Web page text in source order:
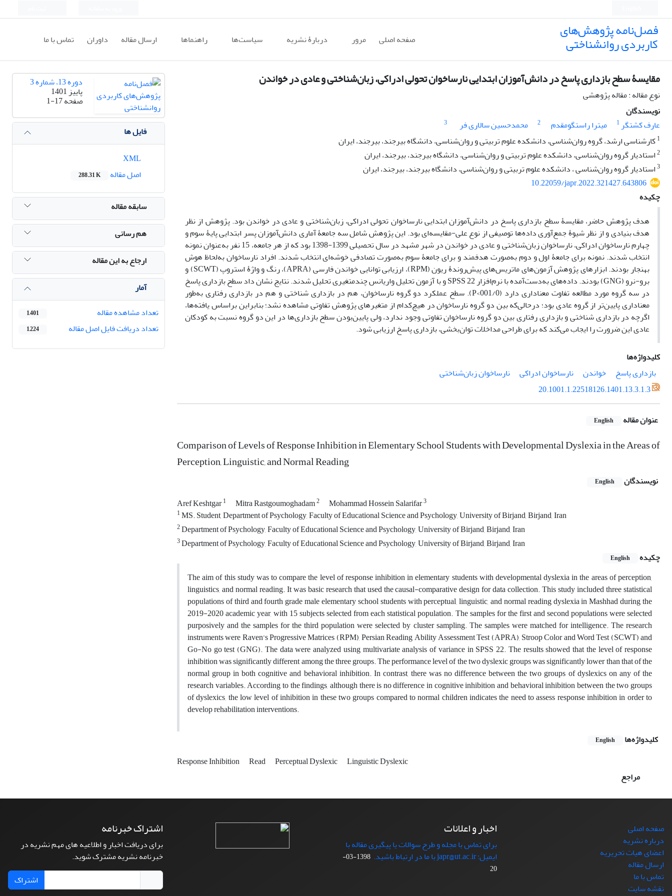
فصل‌نامه پژوهش‌های
کاربردی روانشناختی صفحه اصلی مرور دربارۀ نشریه سیاست‌ها راهنماها ارسال مقاله داوران تماس با ما
مقایسۀ سطح بازداری پاسخ در دانش‌آموزان ابتدایی نارساخوان تحولی ادراکی، زبان‌شناختی و عادی در خواندن
نوع مقاله : مقاله پژوهشی
نویسندگان
عارف کشتگر1 میترا راستگومقدم 2 محمدحسین سالاری فر
3
1کارشناسی ارشد، گروه روان‌شناسی، دانشکده علوم تربیتی و روان‌شناسی، دانشگاه بیرجند، بیرجند، ایران
2استادیار گروه روان‌شناسی، دانشکده علوم تربیتی و روان‌شناسی، دانشگاه بیرجند، بیرجند، ایران
3استادیار گروه روان‌شناسی ، دانشکده علوم تربیتی و روان‌شناسی، دانشگاه بیرجند، بیرجند، ایران
10.22059/japr.2022.321427.643806
چکیده
هدف پژوهش حاضر، مقایسۀ سطح بازداری پاسخ در دانش‌آموزان ابتدایی نارساخوان تحولی ادراکی، زبان‌شناختی و عادی در خواندن بود. پژوهش از نظر
هدف بنیادی و از نظر شیوۀ جمع‌آوری داده‌ها توصیفی از نوع علی-مقایسه‌ای بود. این پژوهش شامل سه جامعۀ آماری دانش‌آموزان پسر ابتدایی پایۀ سوم و
چهارم نارساخوان ادراکی، نارساخوان زبان‌شناختی و عادی در خواندن در شهر مشهد در سال تحصیلی 1399-1398 بود که از هر جامعه، 15 نفر به‌عنوان نمونه
انتخاب شدند. نمونه برای جامعۀ اول و دوم به‌صورت هدفمند و برای جامعۀ سوم به‌صورت تصادفی خوشه‌ای انتخاب شدند. افراد نارساخوان به‌لحاظ هوش
بهنجار بودند. ابزارهای پژوهش آزمون‌های ماتریس‌های پیش‌روندۀ ریون (RPM)، ارزیابی توانایی خواندن فارسی (APRA)، رنگ و واژۀ استروپ (SCWT) و
برو-نرو (GNG) بودند. داده‌های به‌دست‌آمده با نرم‌افزار SPSS 22 و با آزمون تحلیل واریانس چندمتغیری تحلیل شدند. نتایج نشان داد سطح بازداری پاسخ
در سه گروه مورد مطالعه تفاوت معناداری دارد (001/0>P). سطح عملکرد دو گروه نارساخوان، هم در بازداری شناختی و هم در بازداری رفتاری به‌طور
معناداری پایین‌تر از گروه عادی بود؛ درحالی‌که بین دو گروه نارساخوان در هیچ‌کدام از متغیرهای پژوهش تفاوتی مشاهده نشد؛ بنابراین براساس یافته‌ها،
اگرچه در بازداری شناختی و بازداری رفتاری بین دو گروه نارساخوان تفاوتی وجود ندارد، ولی پایین‌بودن سطح بازداری‌ها در این دو گروه نسبت به کودکان
عادی این ضرورت را ایجاب می‌کند که برای طراحی مداخلات توان‌بخشی، بازداری پاسخ ارزیابی شود.
کلیدواژه‌ها
بازداری پاسخ
خواندن نارساخوان ادراکی
نارساخوان زبان‌شناختی
20.1001.1.22518126.1401.13.3.1.3
عنوان مقاله English
Comparison of Levels of Response Inhibition in Elementary School Students with Developmental Dyslexia in the Areas of
Perception, Linguistic, and Normal Reading
نویسندگان English
Aref Keshtgar1 Mitra Rastgoumoghadam2 Mohammad Hossein Salarifar3
1MS. Student, Department of Psychology, Faculty of Educational Science and Psychology, University of Birjand, Birjand, Iran
2Department of Psychology, Faculty of Educational Science and Psychology, University of Birjand, Birjand, Iran
3Department of Psychology, Faculty of Educational Science and Psychology, University of Birjand, Birjand, Iran
چکیده
English
The aim of this study was to compare the level of response inhibition in elementary students with developmental dyslexia in the areas of perception,
linguistics, and normal reading. It was basic research that used the causal-comparative design for data collection. This study included three statistical
populations of third and fourth grade male elementary school students with perceptual, linguistic, and normal reading dyslexia in Mashhad during the
2019-2020 academic year, with 15 subjects selected from each statistical population. The samples for the first and second populations were selected
purposively and the samples for the third population were selected by cluster sampling. The samples were matched for intelligence. The research
instruments were Raven’s Progressive Matrices (RPM), Persian Reading Ability Assessment Test (APRA), Stroop Color and Word Test (SCWT) and
Go-No go test (GNG). The data were analyzed using multivariate analysis of variance in SPSS 22. The results showed that the level of response
inhibition was significantly different among the three groups. The performance level of the two dyslexic groups was significantly lower than that of the
normal group in both cognitive and behavioral inhibition. In contrast, there was no difference between the two groups of dyslexics on any of the
research variables. According to the findings, although there is no difference in cognitive inhibition and behavioral inhibition between the two groups
of dyslexics, the low level of inhibition in these two groups compared to normal children indicates the need to assess response inhibition in order to
develop rehabilitation interventions.
کلیدواژه‌ها
English
Response Inhibition Read Perceptual Dyslexic
Linguistic Dyslexic
مراجع
دوره 13، شماره 3
پاییز 1401
صفحه1-17
فایل ها
اصل مقاله
288.31 K
سابقه مقاله
هم رسانی
ارجاع به این مقاله
آمار
تعداد مشاهده مقاله
1,401
تعداد دریافت فایل اصل مقاله 1,224
صفحه اصلی
درباره نشریه
اعضای هیات تحریریه
ارسال مقاله
تماس با ما
نقشه سایت
اخبار و اعلانات
برای تماس با مجله و طرح سوالات یا پیگیری مقاله با
ایمیل: japr@ut.ac.ir با ما در ارتباط باشید.
1398-03-
20
اشتراک خبرنامه
برای دریافت اخبار و اطلاعیه های مهم نشریه در
خبرنامه نشریه مشترک شوید.
اشتراک